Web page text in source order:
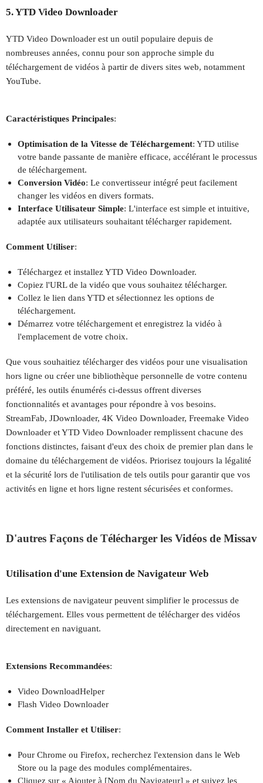
5. YTD Video Downloader
YTD Video Downloader est un outil populaire depuis de
nombreuses années, connu pour son approche simple du
téléchargement de vidéos à partir de divers sites web, notamment
YouTube.
Caractéristiques Principales:
Optimisation de la Vitesse de Téléchargement: YTD utilise
votre bande passante de manière efficace, accélérant le processus
de téléchargement.
Conversion Vidéo: Le convertisseur intégré peut facilement
changer les vidéos en divers formats.
Interface Utilisateur Simple: L'interface est simple et intuitive,
adaptée aux utilisateurs souhaitant télécharger rapidement.
Comment Utiliser:
Téléchargez et installez YTD Video Downloader.
Copiez l'URL de la vidéo que vous souhaitez télécharger.
Collez le lien dans YTD et sélectionnez les options de
téléchargement.
Démarrez votre téléchargement et enregistrez la vidéo à
l'emplacement de votre choix.
Que vous souhaitiez télécharger des vidéos pour une visualisation
hors ligne ou créer une bibliothèque personnelle de votre contenu
préféré, les outils énumérés ci-dessus offrent diverses
fonctionnalités et avantages pour répondre à vos besoins.
StreamFab, JDownloader, 4K Video Downloader, Freemake Video
Downloader et YTD Video Downloader remplissent chacune des
fonctions distinctes, faisant d'eux des choix de premier plan dans le
domaine du téléchargement de vidéos. Priorisez toujours la légalité
et la sécurité lors de l'utilisation de tels outils pour garantir que vos
activités en ligne et hors ligne restent sécurisées et conformes.
D'autres Façons de Télécharger les Vidéos de Missav
Utilisation d'une Extension de Navigateur Web
Les extensions de navigateur peuvent simplifier le processus de
téléchargement. Elles vous permettent de télécharger des vidéos
directement en naviguant.
Extensions Recommandées:
Video DownloadHelper
Flash Video Downloader
Comment Installer et Utiliser:
Pour Chrome ou Firefox, recherchez l'extension dans le Web
Store ou la page des modules complémentaires.
Cliquez sur « Ajouter à [Nom du Navigateur] » et suivez les